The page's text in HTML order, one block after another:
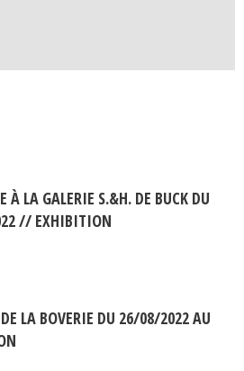
À LA GALERIE S.&H. DE BUCK DU
// EXHIBITION
LA BOVERIE DU 26/08/2022 AU